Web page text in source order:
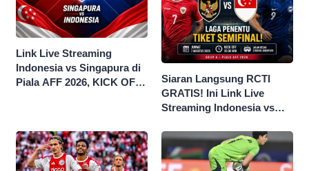
Link Live Streaming
Indonesia vs Singapura di
Piala AFF 2026, KICK OFF
Siaran Langsung RCTI
GRATIS! Ini Link Live
Streaming Indonesia vs
2026